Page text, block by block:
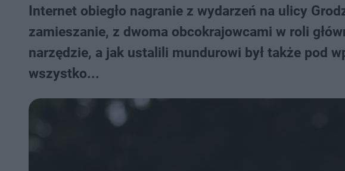
Internet obiegło nagranie z wydarzeń na ulicy
zamieszanie, z dwoma obcokrajowcami w roli
narzędzie, a jak ustalili mundurowi był także pod
wszystko...